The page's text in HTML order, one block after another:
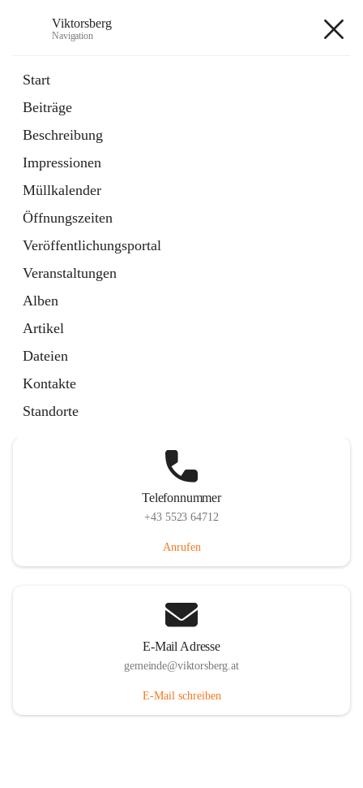
Viktorsberg
Navigation
Start
Beiträge
Beschreibung
Impressionen
Müllkalender
Öffnungszeiten
Veröffentlichungsportal
Veranstaltungen
Alben
Artikel
Dateien
Kontakte
Standorte
1 Schnellzugriff
Bürgerservice
10 Schnellzugriffe
Telefonnummer
+43 5523 64712
Anrufen
E-Mail Adresse
gemeinde@viktorsberg.at
E-Mail schreiben